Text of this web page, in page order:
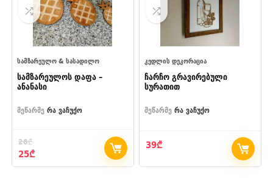
ᲡᲐᲛᲖᲐᲠᲔᲣᲚᲝ & ᲡᲐᲡᲐᲓᲘᲚᲝ
სამზარეულოს დაფა –
ანანასი
მეწარმე რა ვაჩუქო
28₾
Original
price
25₾Current
price
ᲙᲔᲓᲚᲘᲡ ᲓᲔᲙᲝᲠᲐᲪᲘᲐ
ჩარჩო გრავირებული
სურათით
მეწარმე რა ვაჩუქო
39₾